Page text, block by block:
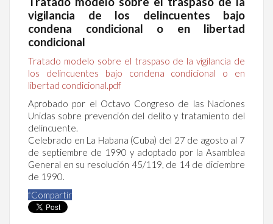
vigilancia de los delincuentes bajo
condena condicional o en libertad
condicional
Tratado modelo sobre el traspaso de la vigilancia de
los delincuentes bajo condena condicional o en
libertad condicional.pdf
Aprobado por el Octavo Congreso de las Naciones
Unidas sobre prevención del delito y tratamiento del
delincuente.
Celebrado en La Habana (Cuba) del 27 de agosto al 7
de septiembre de 1990 y adoptado por la Asamblea
General en su resolución 45/119, de 14 de diciembre
de 1990.
fCompartir